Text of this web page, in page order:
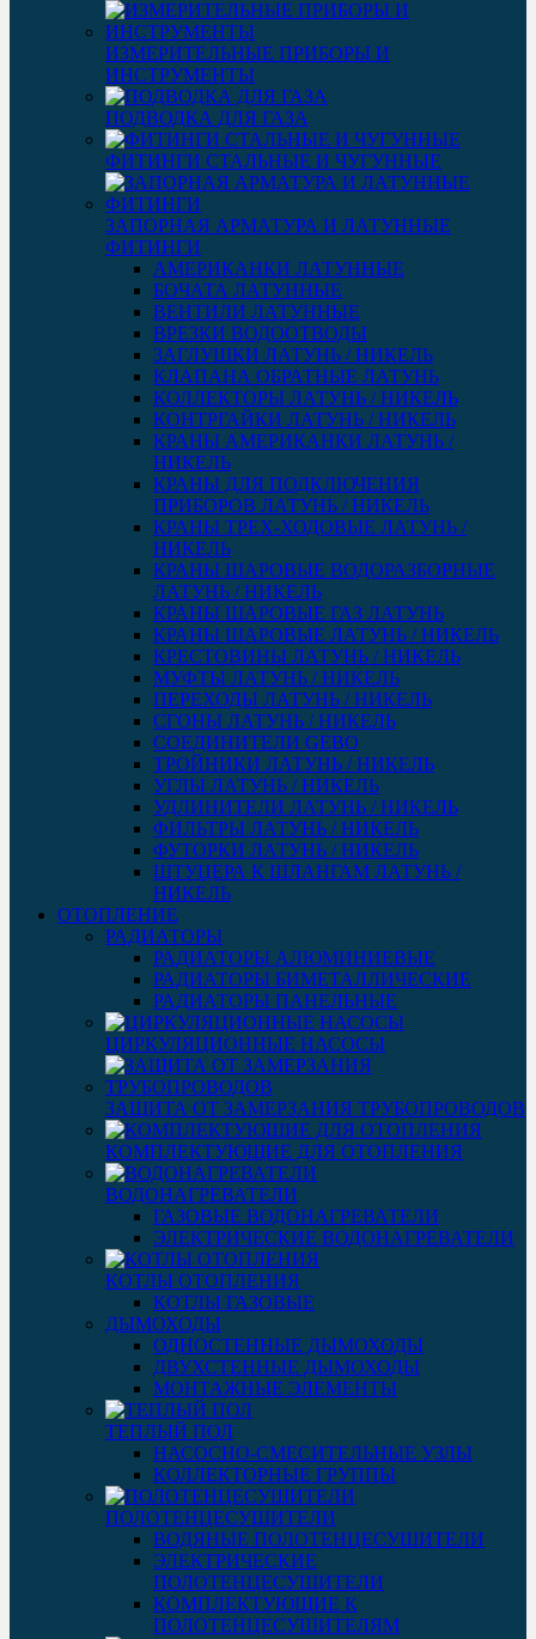
ИЗМЕРИТЕЛЬНЫЕ ПРИБОРЫ И
ИНСТРУМЕНТЫ
ПОДВОДКА ДЛЯ ГАЗА
ФИТИНГИ СТАЛЬНЫЕ И ЧУГУННЫЕ
ЗАПОРНАЯ АРМАТУРА И ЛАТУННЫЕ
ФИТИНГИ
АМЕРИКАНКИ ЛАТУННЫЕ
БОЧАТА ЛАТУННЫЕ
ВЕНТИЛИ ЛАТУННЫЕ
ВРЕЗКИ ВОДООТВОДЫ
ЗАГЛУШКИ ЛАТУНЬ / НИКЕЛЬ
КЛАПАНА ОБРАТНЫЕ ЛАТУНЬ
КОЛЛЕКТОРЫ ЛАТУНЬ / НИКЕЛЬ
КОНТРГАЙКИ ЛАТУНЬ / НИКЕЛЬ
КРАНЫ АМЕРИКАНКИ ЛАТУНЬ /
НИКЕЛЬ
КРАНЫ ДЛЯ ПОДКЛЮЧЕНИЯ
ПРИБОРОВ ЛАТУНЬ / НИКЕЛЬ
КРАНЫ ТРЕХ-ХОДОВЫЕ ЛАТУНЬ /
НИКЕЛЬ
КРАНЫ ШАРОВЫЕ ВОДОРАЗБОРНЫЕ
ЛАТУНЬ / НИКЕЛЬ
КРАНЫ ШАРОВЫЕ ГАЗ ЛАТУНЬ
КРАНЫ ШАРОВЫЕ ЛАТУНЬ / НИКЕЛЬ
КРЕСТОВИНЫ ЛАТУНЬ / НИКЕЛЬ
МУФТЫ ЛАТУНЬ / НИКЕЛЬ
ПЕРЕХОДЫ ЛАТУНЬ / НИКЕЛЬ
СГОНЫ ЛАТУНЬ / НИКЕЛЬ
СОЕДИНИТЕЛИ GEBO
ТРОЙНИКИ ЛАТУНЬ / НИКЕЛЬ
УГЛЫ ЛАТУНЬ / НИКЕЛЬ
УДЛИНИТЕЛИ ЛАТУНЬ / НИКЕЛЬ
ФИЛЬТРЫ ЛАТУНЬ / НИКЕЛЬ
ФУТОРКИ ЛАТУНЬ / НИКЕЛЬ
ШТУЦЕРА К ШЛАНГАМ ЛАТУНЬ /
НИКЕЛЬ
ОТОПЛЕНИЕ
РАДИАТОРЫ
РАДИАТОРЫ АЛЮМИНИЕВЫЕ
РАДИАТОРЫ БИМЕТАЛЛИЧЕСКИЕ
РАДИАТОРЫ ПАНЕЛЬНЫЕ
ЦИРКУЛЯЦИОННЫЕ НАСОСЫ
ЗАЩИТА ОТ ЗАМЕРЗАНИЯ ТРУБОПРОВОДОВ
КОМПЛЕКТУЮЩИЕ ДЛЯ ОТОПЛЕНИЯ
ВОДОНАГРЕВАТЕЛИ
ГАЗОВЫЕ ВОДОНАГРЕВАТЕЛИ
ЭЛЕКТРИЧЕСКИЕ ВОДОНАГРЕВАТЕЛИ
КОТЛЫ ОТОПЛЕНИЯ
КОТЛЫ ГАЗОВЫЕ
ДЫМОХОДЫ
ОДНОСТЕННЫЕ ДЫМОХОДЫ
ДВУХСТЕННЫЕ ДЫМОХОДЫ
МОНТАЖНЫЕ ЭЛЕМЕНТЫ
ТЕПЛЫЙ ПОЛ
НАСОСНО-СМЕСИТЕЛЬНЫЕ УЗЛЫ
КОЛЛЕКТОРНЫЕ ГРУППЫ
ПОЛОТЕНЦЕСУШИТЕЛИ
ВОДЯНЫЕ ПОЛОТЕНЦЕСУШИТЕЛИ
ЭЛЕКТРИЧЕСКИЕ
ПОЛОТЕНЦЕСУШИТЕЛИ
КОМПЛЕКТУЮЩИЕ К
ПОЛОТЕНЦЕСУШИТЕЛЯМ